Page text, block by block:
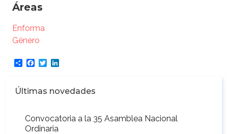
Áreas
Enforma
Género
ShareFacebook
Twitter
Últimas novedades
Convocatoria a la 35 Asamblea Nacional
Ordinaria